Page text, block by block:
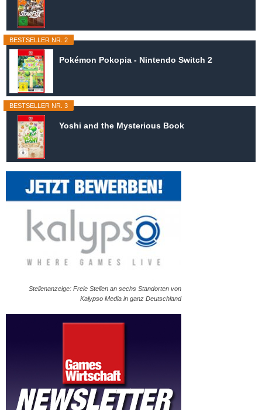
BESTSELLER NR. 2
Pokémon Pokopia - Nintendo Switch 2
BESTSELLER NR. 3
Yoshi and the Mysterious Book
Stellenanzeige: Freie Stellen an sechs Standorten von
Kalypso Media in ganz Deutschland